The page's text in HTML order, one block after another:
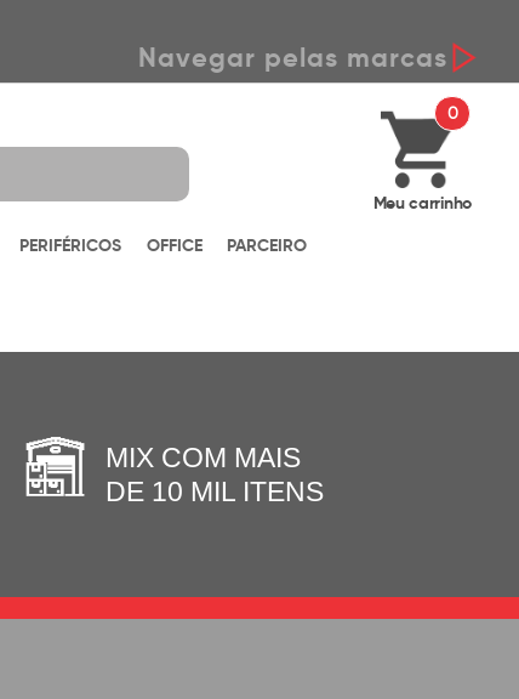
Navegar pelas marcas
0
Meu carrinho
PERIFÉRICOS OFFICE PARCEIRO
MIX COM MAIS
DE 10 MIL ITENS